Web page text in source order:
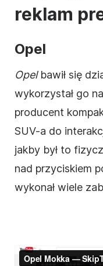
reklam
Opel
Opelbawił się
wykorzystał go
producent
SUV-a do
jakby był to
nad przyciskiem
wykonał wiele